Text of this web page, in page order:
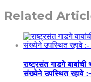
Related
राष्ट्रसंत गाडगे
संख्येने उपस्थित रहावे